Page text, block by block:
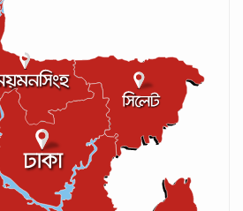
আইসিসির লেভেল-৩ কোচের স্বীকৃতি পেলেন
আশরাফুল
সেপ্টেম্বর ১৭, ২০২৪
লঙ্কান কোচকে ২০ বছরের জন্য নিষিদ্ধ ঘোষণা
সেপ্টেম্বর ২০, ২০২৪